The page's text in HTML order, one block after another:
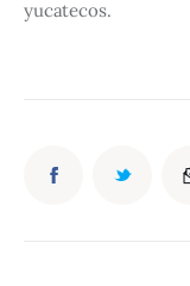
yucatecos.